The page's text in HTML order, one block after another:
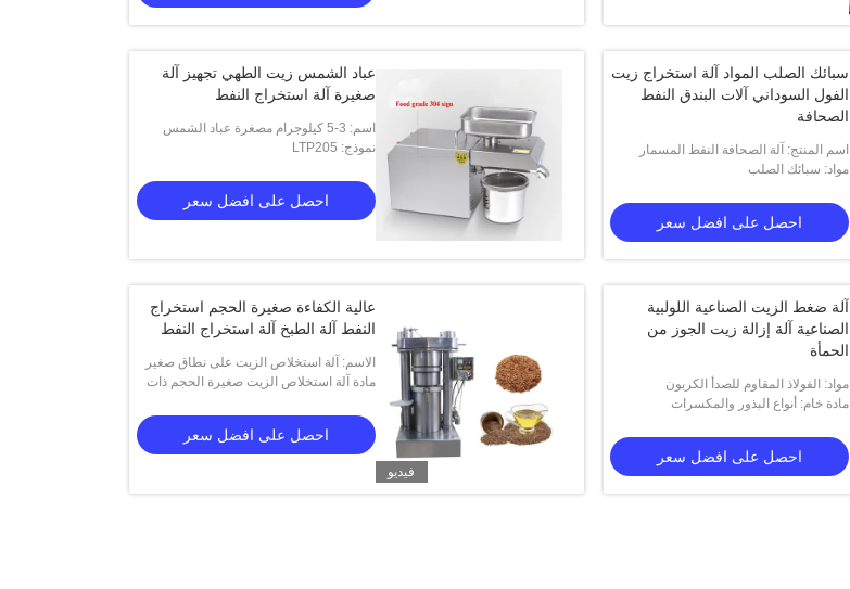
سبائك الصلب المواد آلة استخراج زيت
الفول السوداني آلات البندق النفط
الصحافة
اسم المنتج: آلة الصحافة النفط المسمار
مواد: سبائك الصلب
احصل على افضل سعر
عباد الشمس زيت الطهي تجهيز آلة
صغيرة آلة استخراج النفط
اسم: 3-5 كيلوجرام مصغرة عباد الشمس
الجوز النفط تجهيز آلة طارد النفط للمنزل
نموذج: LTP205
احصل على افضل سعر
آلة ضغط الزيت الصناعية اللولبية
الصناعية آلة إزالة زيت الجوز من
الحمأة
مواد: الفولاذ المقاوم للصدأ الكربون
مادة خام: أنواع البذور والمكسرات
احصل على افضل سعر
فيديو
عالية الكفاءة صغيرة الحجم استخراج
النفط آلة الطبخ آلة استخراج النفط
الاسم: آلة استخلاص الزيت على نطاق صغير
ذات كفاءة عالية، آلة استخلاص زيت الطهي
مادة آلة استخلاص الزيت صغيرة الحجم ذات
الفولاذ المسبوب
احصل على افضل سعر